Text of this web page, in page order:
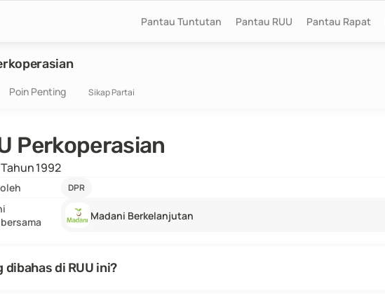
Poin Penting Sikap Partai
Perkoperasian
Tahun 1992
DPR
Madani Berkelanjutan
dibahas di RUU ini?
Pantau Tuntutan Pantau RUU Pantau Rapat